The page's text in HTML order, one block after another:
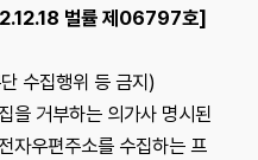
벌률 제06797호]
수집행위 등 금지)
을 거부하는 의가사 명시된
자우편주소를 수집하는 프